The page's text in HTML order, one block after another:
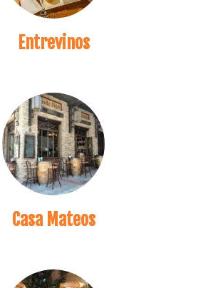
Entrevinos
Casa Mateos